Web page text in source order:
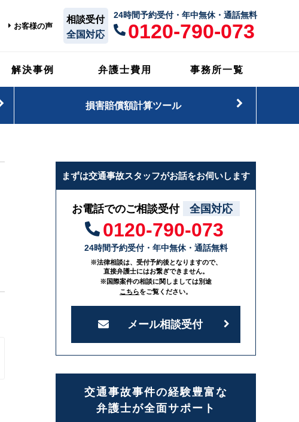
お客様の声
相談受付
全国対応
24時間予約受付・年中無休・通話無料
0120-790-073
解決事例 弁護士費用 事務所一覧
損害賠償額計算ツール
まずは交通事故スタッフがお話をお伺いします
お電話でのご相談受付 全国対応
0120-790-073
24時間予約受付・年中無休・通話無料
※法律相談は、受付予約後となりますので、
直接弁護士にはお繋ぎできません。
※国際案件の相談に関しましては別途
こちらをご覧ください。
メール相談受付
交通事故事件の経験豊富な
弁護士が全面サポート